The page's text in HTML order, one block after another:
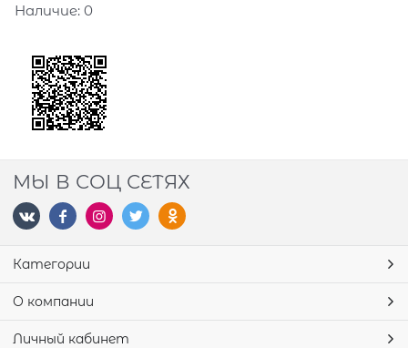
Наличие: 0
МЫ В СОЦ СЕТЯХ
Категории
О компании
Личный кабинет